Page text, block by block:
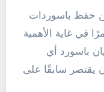
حفظ باسوردات
في غاية الأهمية
باسورد أي
يقتصر سابقًا على